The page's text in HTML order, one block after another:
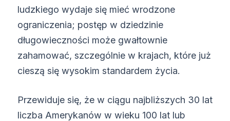
ludzkiego wydaje się mieć wrodzone
ograniczenia; postęp w dziedzinie
długowieczności może gwałtownie
zahamować, szczególnie w krajach, które już
cieszą się wysokim standardem życia.
Przewiduje się, że w ciągu najbliższych 30 lat
liczba Amerykanów w wieku 100 lat lub